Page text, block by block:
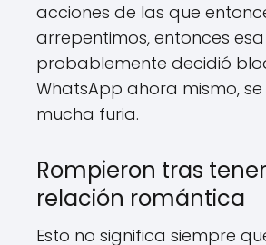
acciones de las que
arrepentimos, entonces
probablemente decidió
WhatsApp ahora mismo,
mucha furia.
Rompieron tras
relación romántica
Esto no significa siempre